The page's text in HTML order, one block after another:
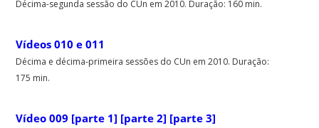
Décima-segunda sessão do CUn em 2010. Duração: 160 min.
Vídeos 010 e 011
Décima e décima-primeira sessões do CUn em 2010. Duração:
175 min.
Vídeo 009 [parte 1] [parte 2] [parte 3]